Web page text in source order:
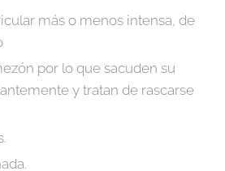
más o menos intensa, de
por lo que sacuden su
y tratan de rascarse